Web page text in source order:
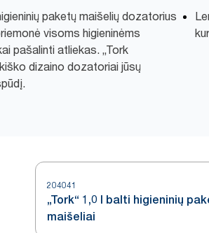
paketų maišelių dozatorius
visoms higieninėms
pašalinti atliekas. „Tork
dizaino dozatoriai jūsų
204041
„Tork“ 1,0 l balti higieninių
maišeliai